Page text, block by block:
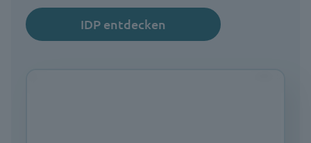
IDP entdecken